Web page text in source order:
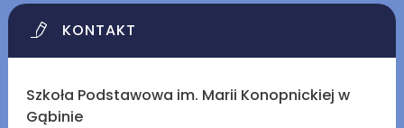
KONTAKT
Szkoła Podstawowa im. Marii Konopnickiej w
Gąbinie